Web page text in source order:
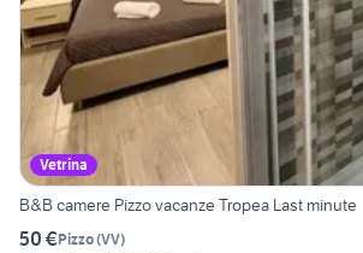
Vetrina
B&B camere Pizzo vacanze Tropea Last minute
50 €Pizzo(VV)